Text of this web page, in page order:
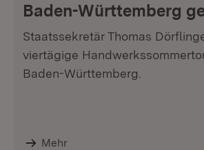
Baden-Württemberg
Staatssekretär Thomas
viertägige
Baden-Württemberg.
Mehr